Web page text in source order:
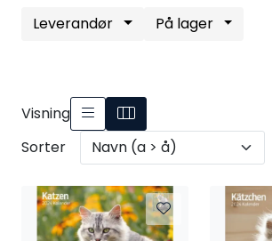
Leverandør På lager
Visning
Sorter